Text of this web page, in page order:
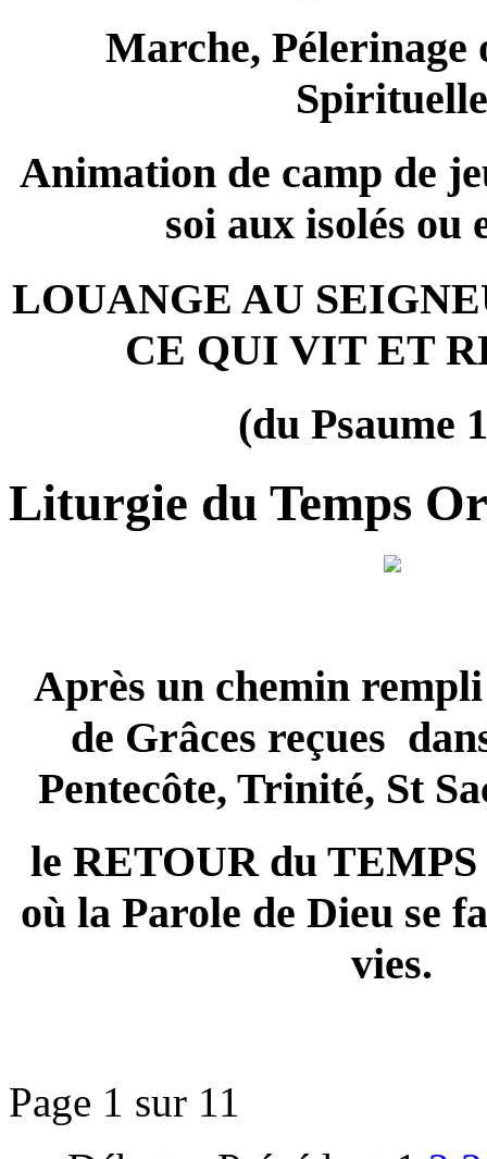
Marche, Pélerinage
Spirituelle
Animation de camp de
soi aux isolés ou
LOUANGE AU
CE QUI VIT ET
(du Psaume
Liturgie du Temps
Après un chemin
de Grâces reçues
Pentecôte, Trinité, St
le RETOUR du
où la Parole de Dieu se
vies.
Page 1 sur 11